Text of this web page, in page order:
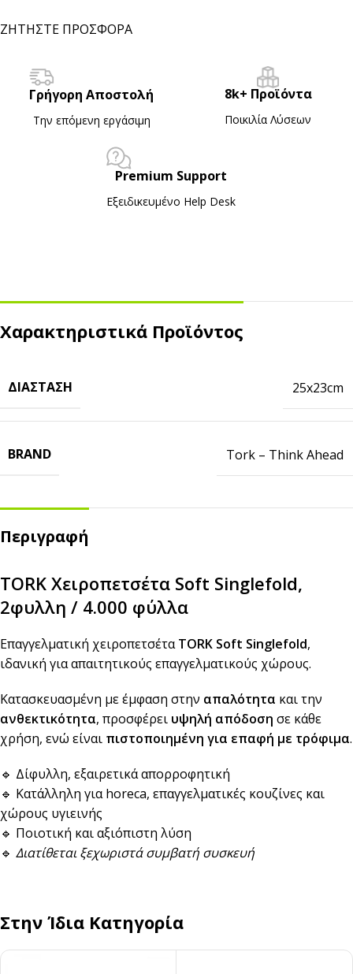
ΖΗΤΗΣΤΕ ΠΡΟΣΦΟΡΑ
Γρήγορη Αποστολή
Την επόμενη εργάσιμη
8k+ Προϊόντα
Ποικιλία Λύσεων
Premium Support
Εξειδικευμένο Ηelp Desk
Χαρακτηριστικά Προϊόντος
ΔΙΆΣΤΑΣΗ 25x23cm
BRAND Tork – Think Ahead
Περιγραφή
TORK Χειροπετσέτα Soft Singlefold,
2φυλλη / 4.000 φύλλα
Επαγγελματική χειροπετσέταTORK Soft Singlefold,
ιδανική για απαιτητικούς επαγγελματικούς χώρους.
Κατασκευασμένη με έμφαση στην απαλότητα και την
ανθεκτικότητα, προσφέρει υψηλή απόδοση σε κάθε
χρήση, ενώ είναι πιστοποιημένη για επαφή με τρόφιμα.
🔹 Δίφυλλη, εξαιρετικά απορροφητική
🔹 Κατάλληλη για horeca, επαγγελματικές κουζίνες και
χώρους υγιεινής
🔹 Ποιοτική και αξιόπιστη λύση
🔹 Διατίθεται ξεχωριστά συμβατή συσκευή
Στην Ίδια Κατηγορία